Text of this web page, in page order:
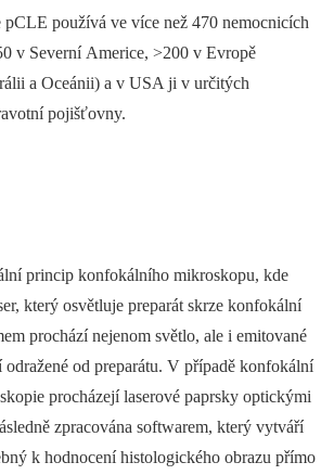
pCLE používá ve více než 470 nemocnicích
v Severní Americe, >200 v Evropě
a Oceánii) a v USA ji v určitých
pojišťovny.
princip konfokálního mikroskopu, kde
který osvětluje preparát skrze konfokální
prochází nejenom světlo, ale i emitované
odražené od preparátu. V případě konfokální
procházejí laserové paprsky optickými
zpracována softwarem, který vytváří
k hodnocení histologického obrazu přímo